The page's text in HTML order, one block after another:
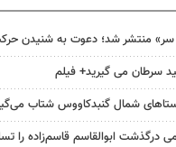
سر» منتشر شد؛ دعوت به شنیدن
سرطان می گیرید+ فیلم
شمال گنبدکاووس شتاب
درگذشت ابوالقاسم قاسم‌زاده را